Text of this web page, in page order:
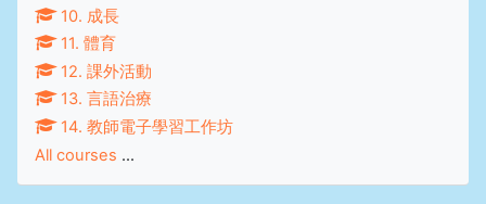
10. 成長
11. 體育
12. 課外活動
13. 言語治療
14. 教師電子學習工作坊
All courses ...